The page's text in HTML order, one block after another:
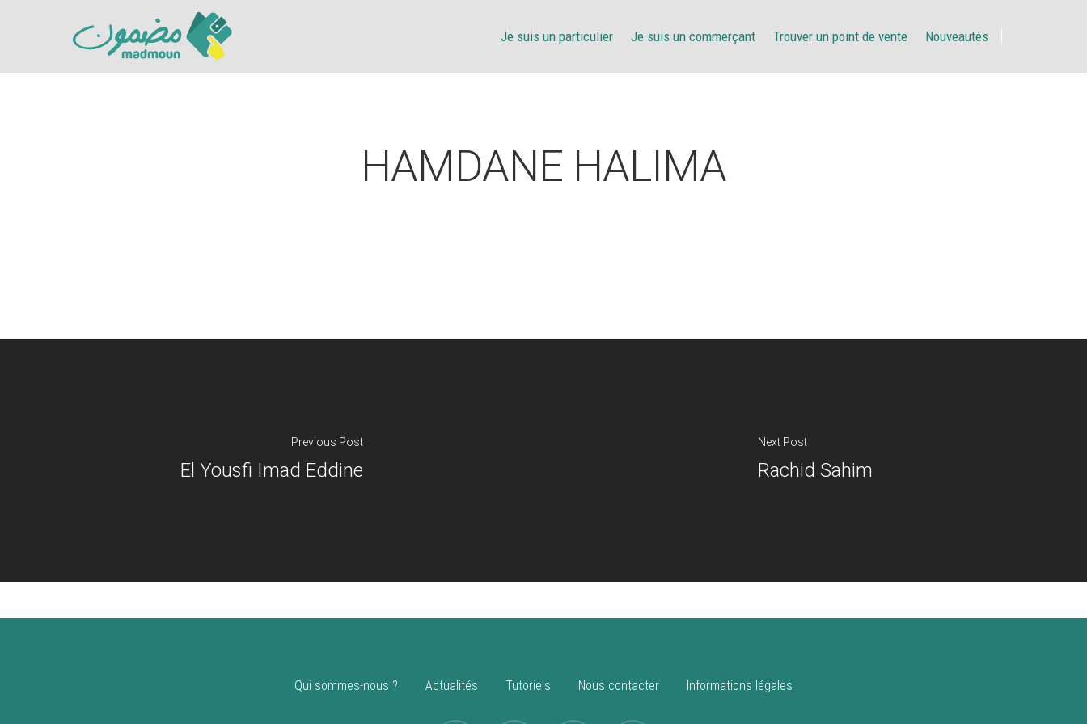
Je suis un particulier Je suis un commerçant Trouver un point de vente Nouveautés
HAMDANE HALIMA
Previous Post
El Yousfi Imad Eddine
Next Post
Rachid Sahim
Qui sommes-nous ? Actualités Tutoriels Nous contacter Informations légales